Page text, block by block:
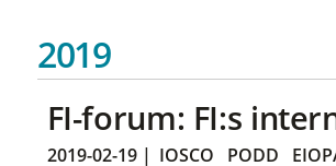
2019
FI-forum: FI:s
2019-02-19| IOSCO PODD